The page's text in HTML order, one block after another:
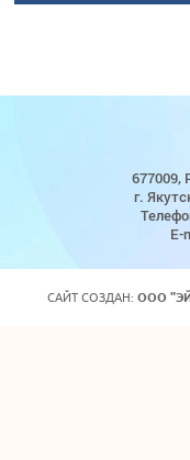
677009,
г.
E-
САЙТ СОЗДАН: ООО